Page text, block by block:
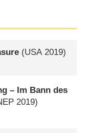
(USA 2019)
– Im Bann des
2019)